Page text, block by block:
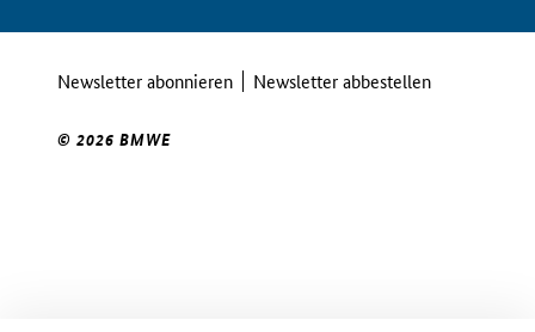
Newsletter abonnieren Newsletter abbestellen
© 2026 BMWE